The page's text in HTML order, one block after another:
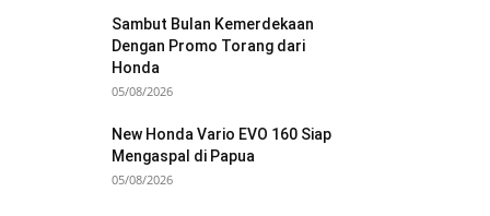
Sambut Bulan Kemerdekaan
Dengan Promo Torang dari
Honda
05/08/2026
New Honda Vario EVO 160 Siap
Mengaspal di Papua
05/08/2026